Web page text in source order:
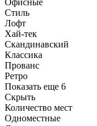
Офисные
Стиль
Лофт
Хай-тек
Скандинавский
Классика
Прованс
Ретро
Показать еще 6
Скрыть
Количество мест
Одноместные